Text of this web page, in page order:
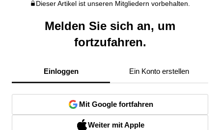
Dieser Artikel ist unseren Mitgliedern vorbehalten.
Melden Sie sich an, um
fortzufahren.
Einloggen Ein Konto erstellen
Mit Google fortfahren
Weiter mit Apple